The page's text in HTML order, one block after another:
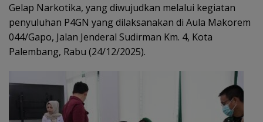
Gelap Narkotika, yang diwujudkan melalui kegiatan
penyuluhan P4GN yang dilaksanakan di Aula Makorem
044/Gapo, Jalan Jenderal Sudirman Km. 4, Kota
Palembang, Rabu (24/12/2025).